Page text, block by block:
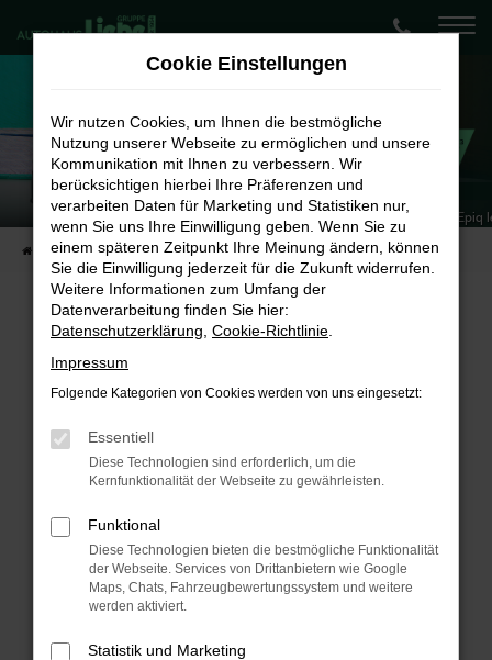
Zum
Hauptinhalt
✨ Jetzt den neuen 100 % elektrischen Škoda Epiq
Energieverbrauch kombiniert 13,7 kWh/100 km | CO₂-Emission kombiniert: 0 g/km* | CO₂-Klasse: A
Startseite Neukundenangebote Privat Škoda Epiq 55 Essence
Škoda Epiq 55 Essence
✨ Sichern Sie sich Ihren epischen
Begleiter für jeden Tag. ✨
FAHRZEUGDETAILS
JETZT ANFRAGEN
Cookie Einstellungen
Wir nutzen Cookies, um Ihnen die bestmögliche
Nutzung unserer Webseite zu ermöglichen und unsere
Kommunikation mit Ihnen zu verbessern. Wir
berücksichtigen hierbei Ihre Präferenzen und
verarbeiten Daten für Marketing und Statistiken nur,
wenn Sie uns Ihre Einwilligung geben. Wenn Sie zu
einem späteren Zeitpunkt Ihre Meinung ändern, können
Sie die Einwilligung jederzeit für die Zukunft widerrufen.
Weitere Informationen zum Umfang der
Datenverarbeitung finden Sie hier:
Datenschutzerklärung Cookie-Richtlinie
Impressum
Folgende Kategorien von Cookies werden von uns eingesetzt:
Essentiell
Diese Technologien sind erforderlich, um die
Kernfunktionalität der Webseite zu gewährleisten.
Funktional
Diese Technologien bieten die bestmögliche Funktionalität
der Webseite. Services von Drittanbietern wie Google
Maps, Chats, Fahrzeugbewertungssystem und weitere
werden aktiviert.
Statistik und Marketing